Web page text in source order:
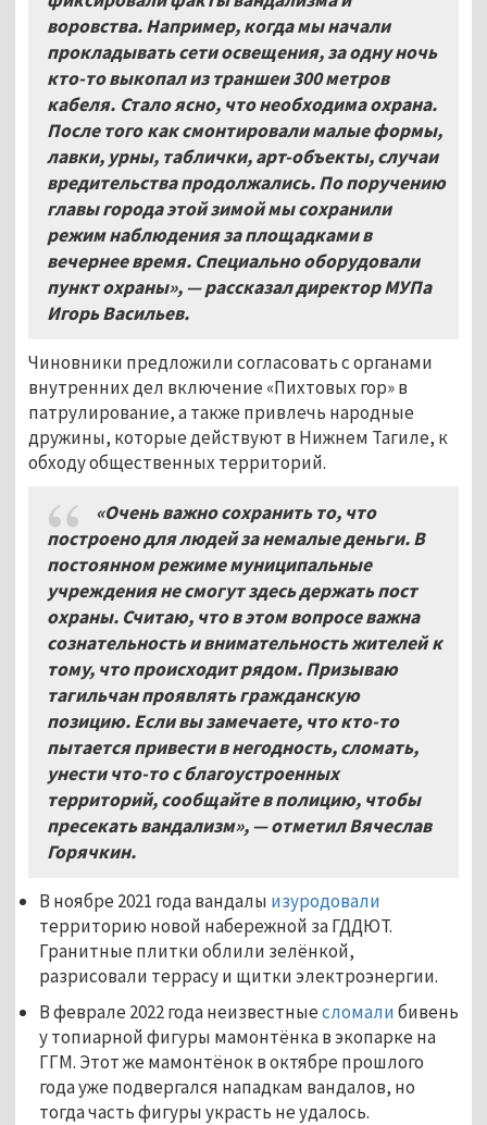
воровства. Например, когда мы начали
прокладывать сети освещения, за одну ночь
кто-то выкопал из траншеи 300 метров
кабеля. Стало ясно, что необходима охрана.
После того как смонтировали малые формы,
лавки, урны, таблички, арт-объекты, случаи
вредительства продолжались. По поручению
главы города этой зимой мы сохранили
режим наблюдения за площадками в
вечернее время. Специально оборудовали
пункт охраны», — рассказал директор МУПа
Игорь Васильев.
Чиновники предложили согласовать с органами
внутренних дел включение «Пихтовых гор» в
патрулирование, а также привлечь народные
дружины, которые действуют в Нижнем Тагиле, к
обходу общественных территорий.
«Очень важно сохранить то, что
построено для людей за немалые деньги. В
постоянном режиме муниципальные
учреждения не смогут здесь держать пост
охраны. Считаю, что в этом вопросе важна
сознательность и внимательность жителей к
тому, что происходит рядом. Призываю
тагильчан проявлять гражданскую
позицию. Если вы замечаете, что кто-то
пытается привести в негодность, сломать,
унести что-то с благоустроенных
территорий, сообщайте в полицию, чтобы
пресекать вандализм», — отметил Вячеслав
Горячкин.
В ноябре 2021 года вандалы изуродовали
территорию новой набережной за ГДДЮТ.
Гранитные плитки облили зелёнкой,
разрисовали террасу и щитки электроэнергии.
В феврале 2022 года неизвестныесломалибивень
у топиарной фигуры мамонтёнка в экопарке на
ГГМ. Этот же мамонтёнок в октябре прошлого
года уже подвергался нападкам вандалов, но
тогда часть фигуры украсть не удалось.